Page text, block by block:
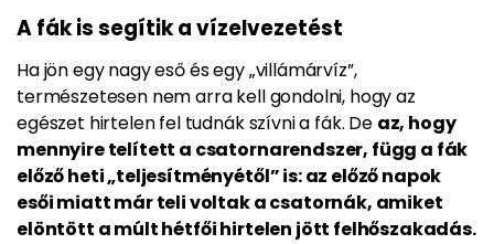
A fák is segítik a vízelvezetést
Ha jön egy nagy eső és egy „villámárvíz”,
természetesen nem arra kell gondolni, hogy az
egészet hirtelen fel tudnák szívni a fák. De az, hogy
mennyire telített a csatornarendszer, függ a fák
előző heti „teljesítményétől” is: az előző napok
esői miatt már teli voltak a csatornák, amiket
elöntött a múlt hétfői hirtelen jött felhőszakadás.